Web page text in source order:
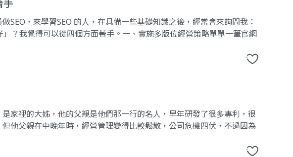
手
SEO，來學習SEO 的人，在具備一些基礎知識之後，經常會來詢問我：
」？我覺得可以從四個方面著手。一、實施多版位經營策略單單一筆官網
家裡的大姊，他的父親是他們那一行的名人，早年研發了很多專利，很
他父親在中晚年時，經營管理變得比較鬆散，公司危機四伏，不過因為